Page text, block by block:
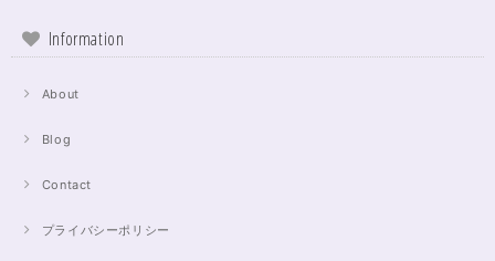
Information
About
Blog
Contact
プライバシーポリシー